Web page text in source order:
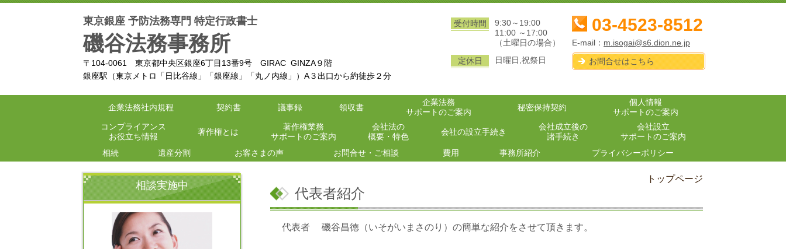
東京銀座 予防法務専門 特定行政書士
磯谷法務事務所
〒104-0061 東京都中央区銀座6丁目13番9号 GIRAC GINZA９階
銀座駅（東京メトロ「日比谷線」「銀座線」「丸ノ内線」）A３出口から約徒歩２分
受付時間
9:30～19:00
11:00 ～17:00
（土曜日の場合）
定休日
日曜日,祝祭日
03-4523-8512
E-mail： m.isogai@s6.dion.ne.jp
お問合せはこちら
企業法務社内規程 契約書 議事録 領収書
企業法務
サポートのご案内
秘密保持契約
個人情報
サポートのご案内
コンプライアンス
お役立ち情報
著作権とは
著作権業務
サポートのご案内
会社法の
概要・特色
会社の設立手続き
会社成立後の
諸手続き
会社設立
サポートのご案内
相続
遺産分割 お客さまの声 お問合せ・ご相談 費用 事務所紹介 プライバシーポリシー
トップページ
代表者紹介
代表者 磯谷昌徳（いそがいまさのり）の簡単な紹介をさせて頂きます。
相談実施中